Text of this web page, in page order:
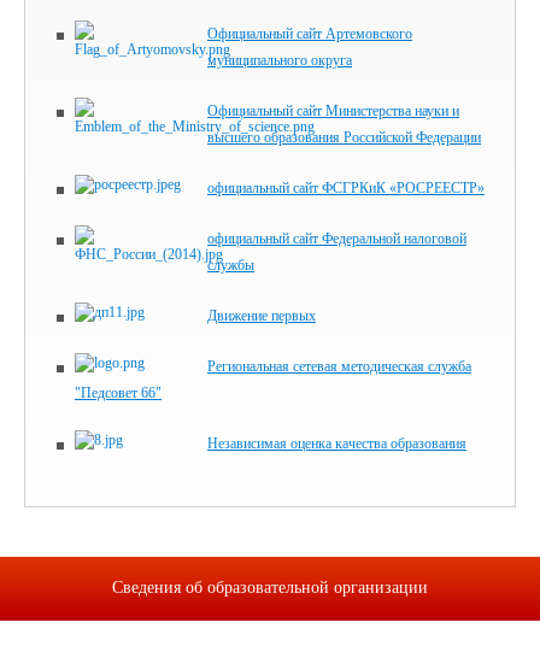
Официальный сайт Артемовского
муниципального округа
Официальный сайт Министерства науки и
высшего образования Российской Федерации
официальный сайт ФСГРКиК «РОСРЕЕСТР»
официальный сайт Федеральной налоговой
службы
Движение первых
Региональная сетевая методическая служба
"Педсовет 66"
Независимая оценка качества образования
Сведения об образовательной организации